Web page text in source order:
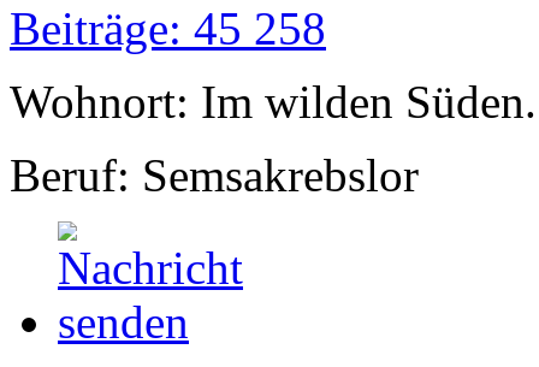
Beiträge: 45 258
Wohnort: Im wilden
Beruf: Semsakrebslor